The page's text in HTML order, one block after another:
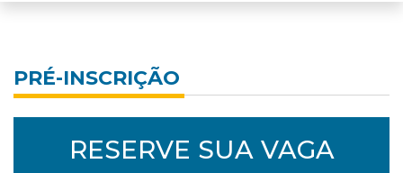
PRÉ-INSCRIÇÃO
RESERVE SUA VAGA